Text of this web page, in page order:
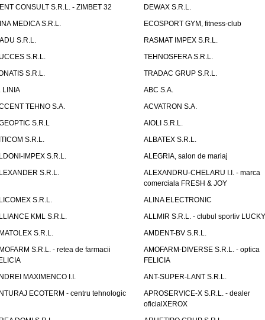
CONSULT S.R.L. - ZIMBET 32
DEWAX S.R.L.
MEDICA S.R.L.
ECOSPORT GYM, fitness-club
S.R.L.
RASMAT IMPEX S.R.L.
S.R.L.
TEHNOSFERA S.R.L.
S.R.L.
TRADAC GRUP S.R.L.
LINIA
ABC S.A.
TEHNO S.A.
ACVATRON S.A.
S.R.L
AIOLI S.R.L.
S.R.L.
ALBATEX S.R.L.
IMPEX S.R.L.
ALEGRIA, salon de mariaj
S.R.L.
ALEXANDRU-CHELARU I.I. - marca
comerciala FRESH & JOY
S.R.L.
ALINA ELECTRONIC
KML S.R.L.
ALLMIR S.R.L. - clubul sportiv
S.R.L.
AMDENT-BV S.R.L.
S.R.L. - retea de farmacii
AMOFARM-DIVERSE S.R.L. - optica
FELICIA
MAXIMENCO I.I.
ANT-SUPER-LANT S.R.L.
ECOTERM - centru tehnologic
APROSERVICE-X S.R.L. - dealer
oficialXEROX